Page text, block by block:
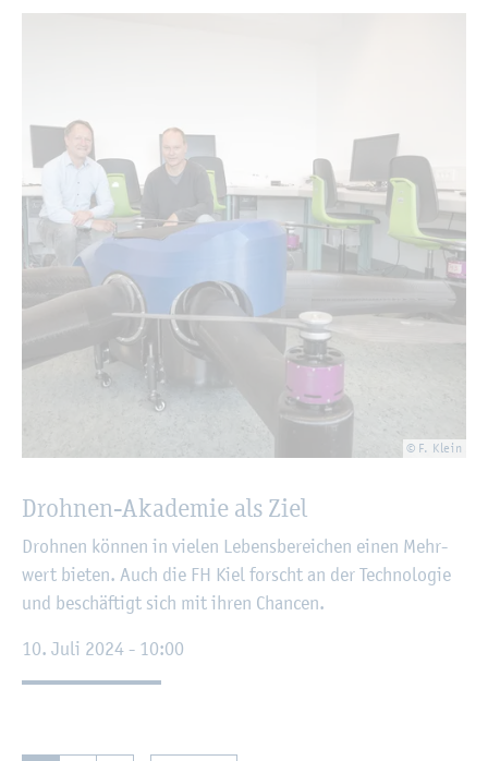
© F. Klein
Droh­nen-Aka­de­mie als Ziel
Droh­nen kön­nen in vie­len Le­bens­be­rei­chen einen Mehr­
wert bie­ten. Auch die FH Kiel forscht an der Tech­no­lo­gie
und be­schäf­tigt sich mit ihren Chan­cen.
10. Juli 2024 - 10:00